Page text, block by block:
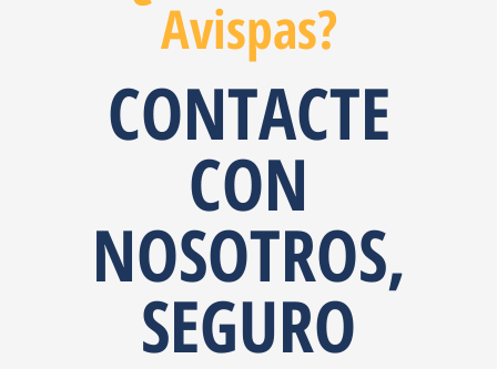
Avispas?
CONTACTE
CON
NOSOTROS,
SEGURO